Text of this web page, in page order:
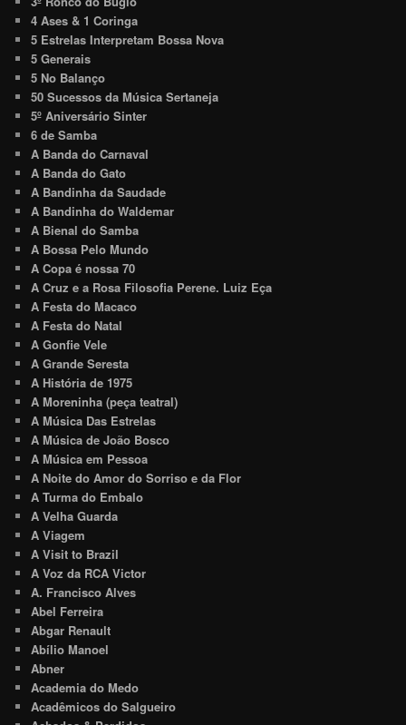
4 Ases & 1 Coringa
5 Estrelas Interpretam Bossa Nova
5 Generais
5 No Balanço
50 Sucessos da Música Sertaneja
5º Aniversário Sinter
6 de Samba
A Banda do Carnaval
A Banda do Gato
A Bandinha da Saudade
A Bandinha do Waldemar
A Bienal do Samba
A Bossa Pelo Mundo
A Copa é nossa 70
A Cruz e a Rosa Filosofia Perene. Luiz Eça
A Festa do Macaco
A Festa do Natal
A Gonfie Vele
A Grande Seresta
A História de 1975
A Moreninha (peça teatral)
A Música Das Estrelas
A Música de João Bosco
A Música em Pessoa
A Noite do Amor do Sorriso e da Flor
A Turma do Embalo
A Velha Guarda
A Viagem
A Visit to Brazil
A Voz da RCA Victor
A. Francisco Alves
Abel Ferreira
Abgar Renault
Abílio Manoel
Abner
Academia do Medo
Acadêmicos do Salgueiro